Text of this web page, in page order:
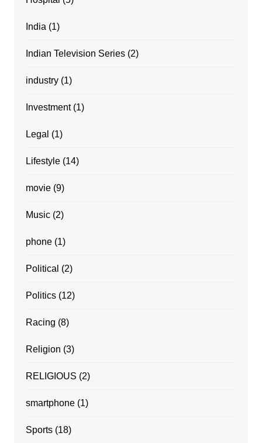
India (1)
Indian Television Series(2)
industry(1)
Investment(1)
Legal (1)
Lifestyle(14)
movie(9)
Music(2)
phone(1)
Political (2)
Politics(12)
Racing (8)
Religion (3)
RELIGIOUS (2)
smartphone(1)
Sports(18)